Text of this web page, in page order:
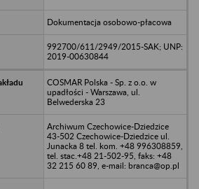
Dokumentacja osobowo-płacowa
992700/611/2949/2015-SAK; UNP:
2019-00630844
COSMAR Polska - Sp. z o.o. w
upadłości - Warszawa, ul.
Belwederska 23
Archiwum Czechowice-Dziedzice
43-502 Czechowice-Dziedzice ul.
Junacka 8 tel. kom. +48 996308859,
tel. stac.+48 21-502-95, faks: +48
32 215 60 89, e-mail: branca@op.pl